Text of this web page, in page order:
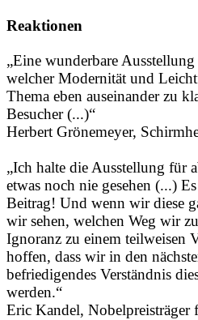
Reaktionen
„Eine wunderbare
welcher Modernität und
Thema eben auseinander zu
Besucher (...)“
Herbert Grönemeyer,
„Ich halte die Ausstellung für
etwas noch nie gesehen (...)
Beitrag! Und wenn wir diese
wir sehen, welchen Weg wir
Ignoranz zu einem teilweisen
hoffen, dass wir in den
befriedigendes Verständnis
werden.“
Eric Kandel,